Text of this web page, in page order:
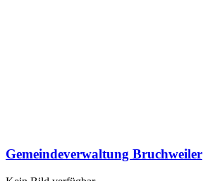
Gemeindeverwaltung Bruchweiler